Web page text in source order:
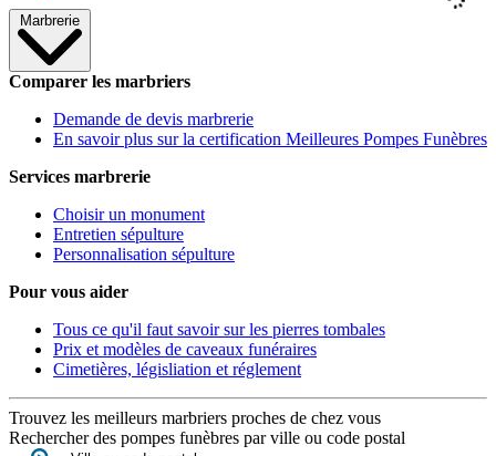
Marbrerie
Comparer les marbriers
Demande de devis marbrerie
En savoir plus sur la certification Meilleures Pompes Funèbres
Services marbrerie
Choisir un monument
Entretien sépulture
Personnalisation sépulture
Pour vous aider
Tous ce qu'il faut savoir sur les pierres tombales
Prix et modèles de caveaux funéraires
Cimetières, législiation et réglement
Trouvez les meilleurs marbriers proches de chez vous
Rechercher des pompes funèbres par ville ou code postal